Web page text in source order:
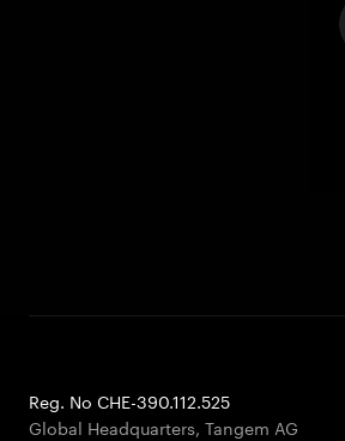
Reg. No CHE-390.112.525
Global Headquarters, Tangem AG